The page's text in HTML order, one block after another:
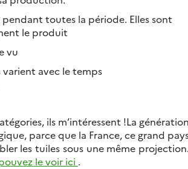
toutes la période. Elles sont
le produit
vu
varient avec le temps
ils m’intéressent !La génération
parce que la France, ce grand
les tuiles sous une même projection.
le voir ici .